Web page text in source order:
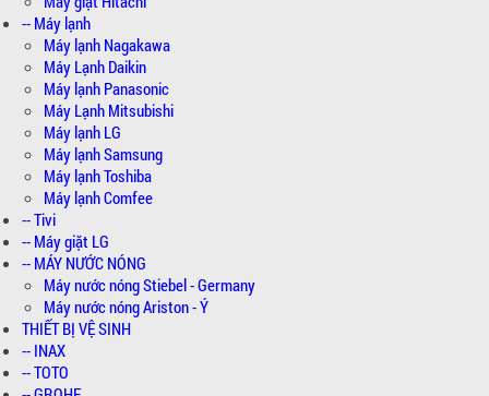
-- Máy lạnh
Máy lạnh Nagakawa
Máy Lạnh Daikin
Máy lạnh Panasonic
Máy Lạnh Mitsubishi
Máy lạnh LG
Máy lạnh Samsung
Máy lạnh Toshiba
Máy lạnh Comfee
-- Tivi
-- Máy giặt LG
-- MÁY NƯỚC NÓNG
Máy nước nóng Stiebel - Germany
Máy nước nóng Ariston - Ý
THIẾT BỊ VỆ SINH
-- INAX
-- TOTO